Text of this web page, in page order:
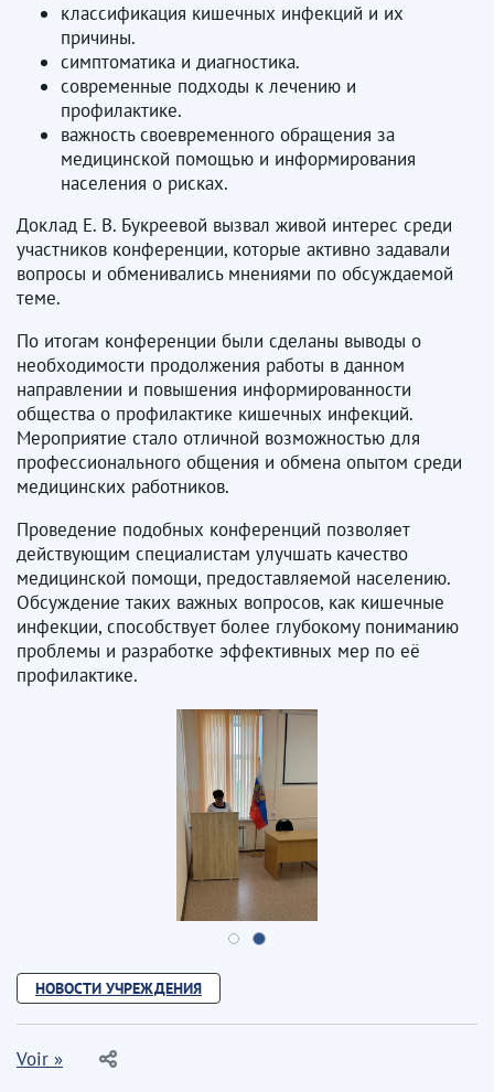
классификация кишечных инфекций и их
причины.
симптоматика и диагностика.
современные подходы к лечению и
профилактике.
важность своевременного обращения за
медицинской помощью и информирования
населения о рисках.
Доклад Е. В. Букреевой вызвал живой интерес среди
участников конференции, которые активно задавали
вопросы и обменивались мнениями по обсуждаемой
теме.
По итогам конференции были сделаны выводы о
необходимости продолжения работы в данном
направлении и повышения информированности
общества о профилактике кишечных инфекций.
Мероприятие стало отличной возможностью для
профессионального общения и обмена опытом среди
медицинских работников.
Проведение подобных конференций позволяет
действующим специалистам улучшать качество
медицинской помощи, предоставляемой населению.
Обсуждение таких важных вопросов, как кишечные
инфекции, способствует более глубокому пониманию
проблемы и разработке эффективных мер по её
профилактике.
НОВОСТИ УЧРЕЖДЕНИЯ
Voir »